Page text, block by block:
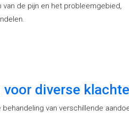
de pijn en het probleemgebied,
diverse
van verschillende